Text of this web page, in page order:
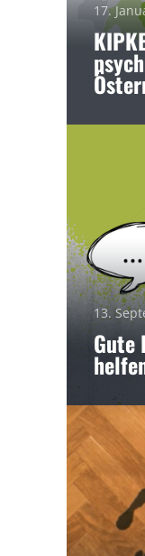
17.
13.
Gute